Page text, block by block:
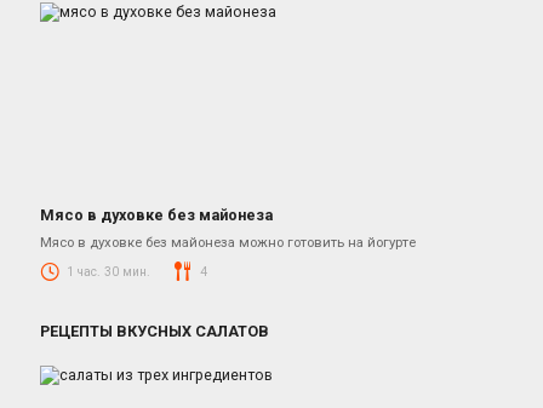
Блюда из свинины
Мясо в духовке без майонеза
Мясо в духовке без майонеза можно готовить на йогурте
1 час. 30 мин. 4
РЕЦЕПТЫ ВКУСНЫХ САЛАТОВ